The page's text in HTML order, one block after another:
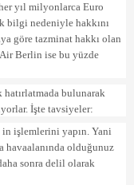
yıl milyonlarca Euro
bilgi nedeniyle hakkını
göre tazminat hakkı olan
Berlin ise bu yüzde
bulunarak
İşte tavsiyeler:
in işlemlerini yapın. Yani
havaalanında olduğunuz
sonra delil olarak